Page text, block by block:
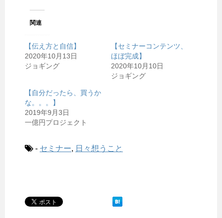
関連
【伝え方と自信】
2020年10月13日
ジョギング
【セミナーコンテンツ、
ほぼ完成】
2020年10月10日
ジョギング
【自分だったら、買うか
な。。。】
2019年9月3日
一億円プロジェクト
- セミナー, 日々想うこと